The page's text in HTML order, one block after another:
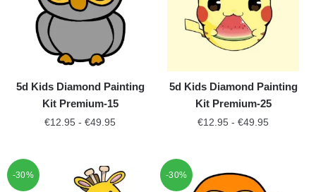
5d Kids Diamond Painting
Kit Premium-15
€12.95 - €49.95
5d Kids Diamond Painting
Kit Premium-25
€12.95 - €49.95
-30% -30%